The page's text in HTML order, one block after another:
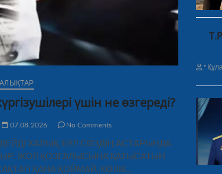
үшін не өзгереді?
07.08.2026 No Comments
ХАЛЫҚ. БҰЛ СӨЗДІҢ АСТАРЫНДА
ЖОЛ ҚОЗҒАЛЫСЫНА ҚАТЫСАТЫН
ҚАНА ҚОЙМАЙ, КӨЛІК…